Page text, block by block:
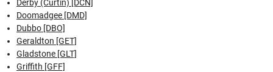
Derby (Curtin) [DCN]
Doomadgee [DMD]
Dubbo [DBO]
Geraldton [GET]
Gladstone [GLT]
Griffith [GFF]